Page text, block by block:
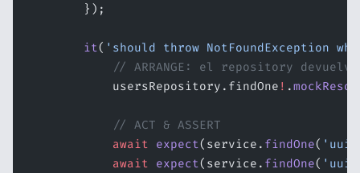
        });
        it
( 'should throw NotFoundException
// ARRANGE: el repository
            usersRepository.findOne
! .
            // ACT & ASSERT
            await
expect(service. findOne(
            await
expect(service. findOne(